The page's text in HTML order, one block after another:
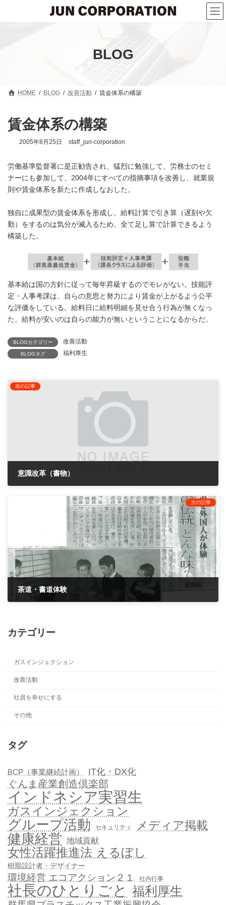
テ
ゲ
BLOG
HOME BLOG 改善活動 賃金体系の構築
賃金体系の構築
2005年8月25日 staff_jun-corporation
労働基準監督署に是正勧告され、猛烈に勉強して、労務士のセミ
ナーにも参加して、2004年にすべての指摘事項を改善し、就業規
則や賃金体系を新たに作成しなおした。
独自に成果型の賃金体系を形成し、給料計算で引き算（遅刻や欠
勤）をするのは気分が滅入るため、全て足し算で計算できるよう
構築した。
基本給は国の方針に従って毎年昇級するのでモレがない。技能評
定・人事考課は、自らの意思と努力により賃金が上がるよう公平
な評価をしている。給料日に給料明細を見せ合う行為が無くなっ
た。給料が安いのは自らの能力が無いということになるからだ。
BLOGカテゴリー 改善活動
BLOGタグ 福利厚生
前の記事
意識改革（書物）
次の記事
茶道・書道体験
カテゴリー
ガスインジェクション
改善活動
社員を幸せにする
その他
タグ
BCP（事業継続計画） IT化・DX化
ぐんま産業創造倶楽部
インドネシア実習生
ガスインジェクション
グループ活動 セキュリティ メディア掲載
健康経営 地域貢献
女性活躍推進法 えるぼし
樹脂設計者・デザイナー
環境経営 エコアクション２１ 社内行事
社長のひとりごと 福利厚生